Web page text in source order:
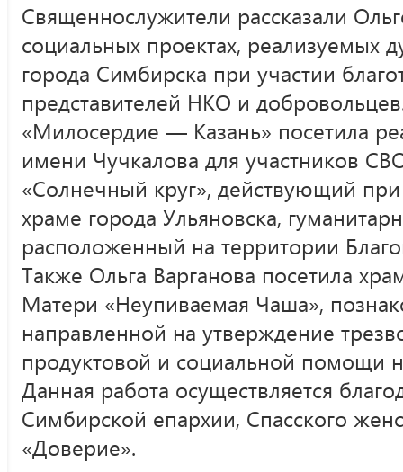
Священнослужители рассказали
социальных проектах, реализуемых
города Симбирска при участии
представителей НКО и
«Милосердие — Казань» посетила
имени Чучкалова для участников
«Солнечный круг», действующий
храме города Ульяновска,
расположенный на территории
Также Ольга Варганова посетила
Матери «Неупиваемая Чаша»,
направленной на утверждение
продуктовой и социальной помощи
Данная работа осуществляется
Симбирской епархии, Спасского
«Доверие».